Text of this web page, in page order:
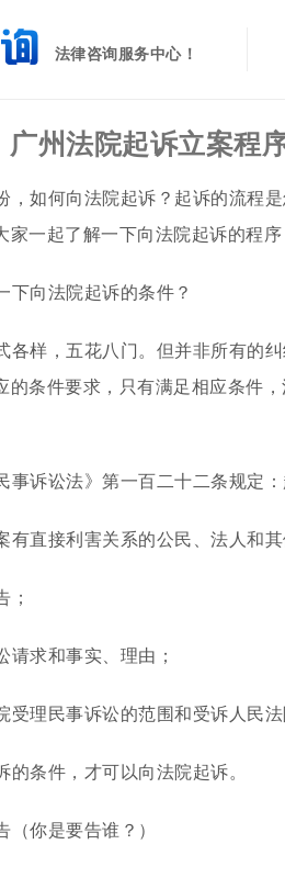
法律咨询服务中心！
广州法院起诉立案程
，如何向法院起诉？起诉的流程
家一起了解一下向法院起诉的程序
下向法院起诉的条件？
各样，五花八门。但并非所有的
的条件要求，只有满足相应条件
事诉讼法》第一百二十二条规定
有直接利害关系的公民、法人和其
；
请求和事实、理由；
受理民事诉讼的范围和受诉人民法
的条件，才可以向法院起诉。
（你是要告谁？）